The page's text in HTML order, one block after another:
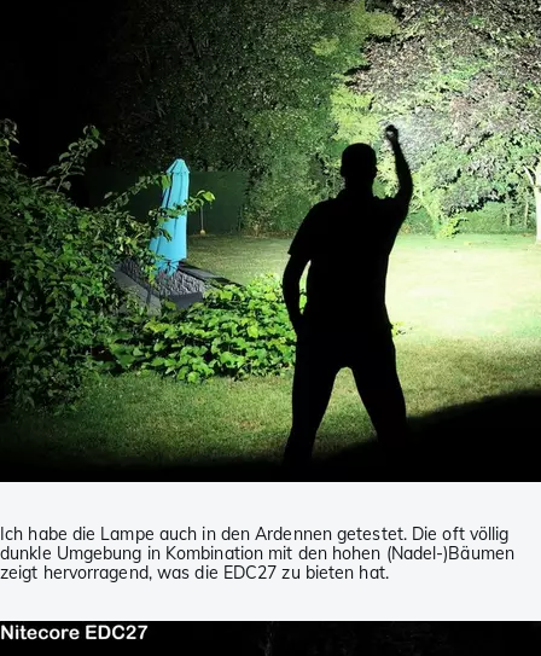
Ich habe die Lampe auch in den Ardennen getestet. Die oft völlig
dunkle Umgebung in Kombination mit den hohen (Nadel-)Bäumen
zeigt hervorragend, was die EDC27 zu bieten hat.